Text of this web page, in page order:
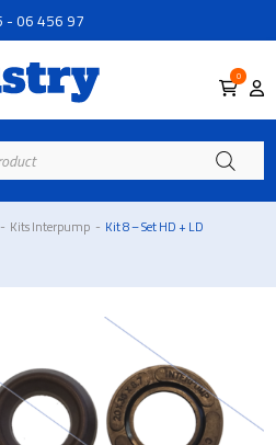
- 06 456 97
0
- Kits Interpump - Kit 8 – Set HD + LD